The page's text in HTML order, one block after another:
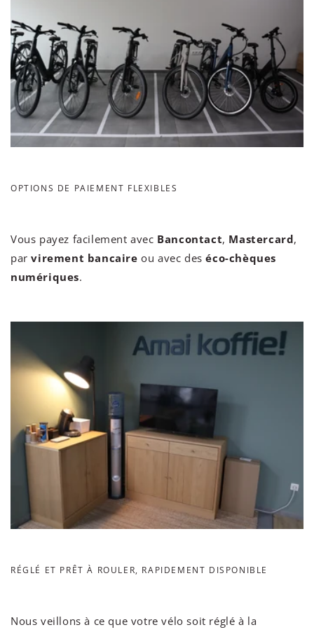
OPTIONS DE PAIEMENT FLEXIBLES
Vous payez facilement avec Bancontact, Mastercard,
parvirement bancaire ou avec deséco-chèques
numériques.
RÉGLÉ ET PRÊT À ROULER, RAPIDEMENT DISPONIBLE
Nous veillons à ce que votre vélo soit réglé à la